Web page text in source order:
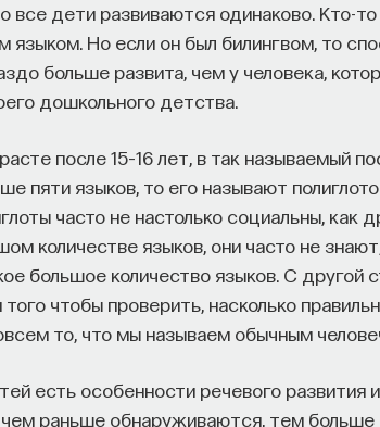
все дети развиваются одинаково. Кто-
языком. Но если он был билингвом, то
больше развита, чем у человека,
дошкольного детства.
после 15–16 лет, в так называемый
пяти языков, то его называют
часто не настолько социальны, как
количестве языков, они часто не
большое количество языков. С другой
чтобы проверить, насколько
то, что мы называем обычным
есть особенности речевого развития
чем раньше обнаруживаются, тем